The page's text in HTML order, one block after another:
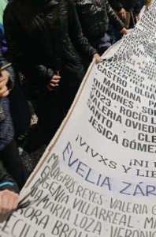
Por Francisco Pandolfi